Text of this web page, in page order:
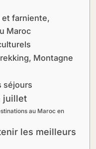
et farniente,
Maroc
Montagne
séjours
juillet
au Maroc en
les meilleurs